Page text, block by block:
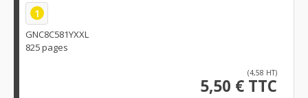
1
GNC8C581YXXL
825 pages
(4,58 HT)
5,50 € TTC